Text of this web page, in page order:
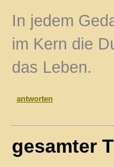
In jedem
im Kern die
das Leben.
antworten
gesamter